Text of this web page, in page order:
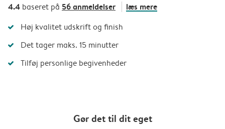
4.4 baseret på 56 anmeldelser læs mere
Høj kvalitet udskrift og finish
Det tager maks. 15 minutter
Tilføj personlige begivenheder
Gør det til dit eget